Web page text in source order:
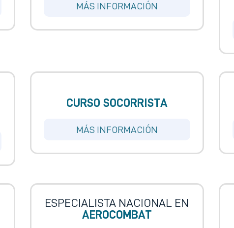
MÁS INFORMACIÓN
CURSO SOCORRISTA
MÁS INFORMACIÓN
ESPECIALISTA NACIONAL EN
AEROCOMBAT